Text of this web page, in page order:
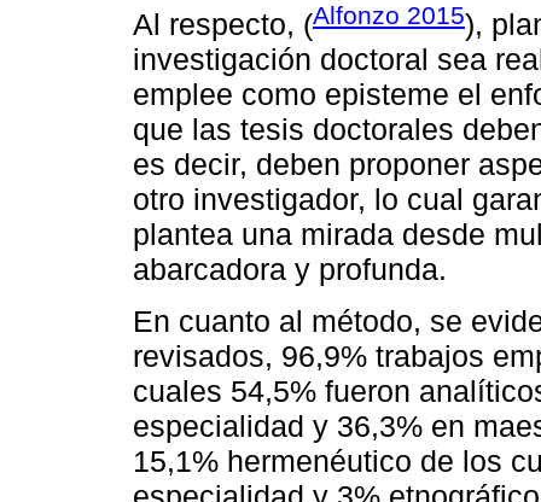
Al respecto, (Alfonzo 2015),
investigación doctoral sea
emplee como episteme el
que las tesis doctorales
es decir, deben proponer
otro investigador, lo cual
plantea una mirada desde
abarcadora y profunda.
En cuanto al método, se
revisados, 96,9% trabajos
cuales 54,5% fueron
especialidad y 36,3% en
15,1% hermenéutico de los